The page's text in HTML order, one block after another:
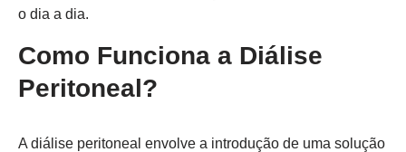
o dia a dia.
Como Funciona a Diálise
Peritoneal?
A diálise peritoneal envolve a introdução de uma solução